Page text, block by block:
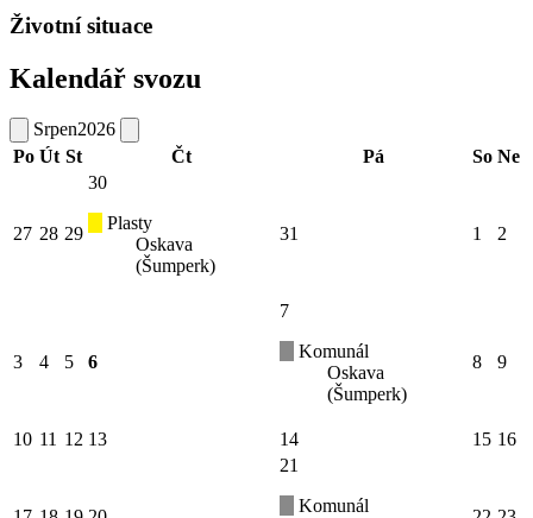
Životní situace
Kalendář svozu
Srpen2026
Po Út St Čt Pá So Ne
27 28 29
30
Plasty
Oskava
(Šumperk)
31 1 2
3 4 5 6
7
Komunál
Oskava
(Šumperk)
8 9
10 11 12 13 14 15 16
21
Komunál